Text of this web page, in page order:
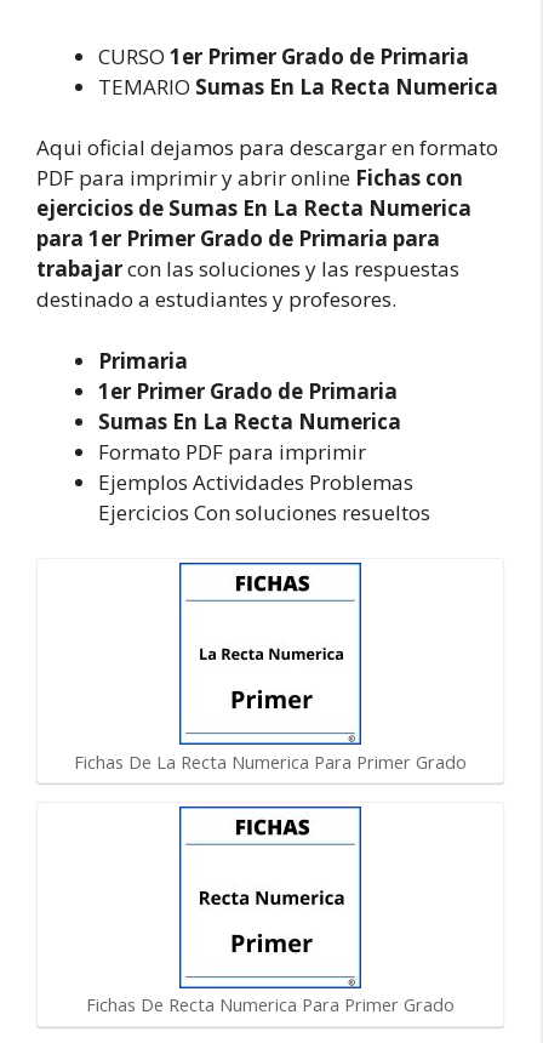
CURSO 1er Primer Grado de Primaria
TEMARIO Sumas En La Recta Numerica
Aqui oficial dejamos para descargar en formato
PDF para imprimir y abrir online Fichas con
ejercicios de Sumas En La Recta Numerica
para 1er Primer Grado de Primaria para
trabajarcon las soluciones y las respuestas
destinado a estudiantes y profesores.
Primaria
1er Primer Grado de Primaria
Sumas En La Recta Numerica
Formato PDF para imprimir
Ejemplos Actividades Problemas
Ejercicios Con soluciones resueltos
Fichas De La Recta Numerica Para Primer Grado
Fichas De Recta Numerica Para Primer Grado